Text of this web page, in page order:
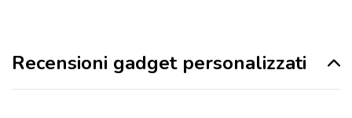
Recensioni gadget personalizzati